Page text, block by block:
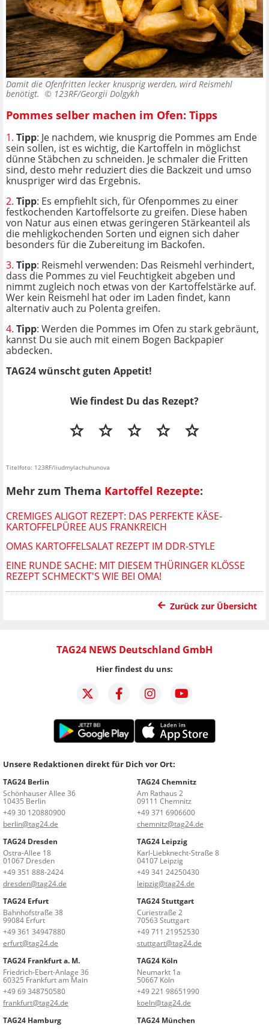
Damit die Ofenfritten lecker knusprig werden, wird Reismehl
benötigt. © 123RF/Georgii Dolgykh
Pommes selber machen im Ofen: Tipps
1. Tipp: Je nachdem, wie knusprig die Pommes am Ende
sein sollen, ist es wichtig, die Kartoffeln in möglichst
dünne Stäbchen zu schneiden. Je schmaler die Fritten
sind, desto mehr reduziert dies die Backzeit und umso
knuspriger wird das Ergebnis.
2. Tipp: Es empfiehlt sich, für Ofenpommes zu einer
festkochenden Kartoffelsorte zu greifen. Diese haben
von Natur aus einen etwas geringeren Stärkeanteil als
die mehligkochenden Sorten und eignen sich daher
besonders für die Zubereitung im Backofen.
3. Tipp: Reismehl verwenden: Das Reismehl verhindert,
dass die Pommes zu viel Feuchtigkeit abgeben und
nimmt zugleich noch etwas von der Kartoffelstärke auf.
Wer kein Reismehl hat oder im Laden findet, kann
alternativ auch zu Polenta greifen.
4. Tipp: Werden die Pommes im Ofen zu stark gebräunt,
kannst Du sie auch mit einem Bogen Backpapier
abdecken.
TAG24 wünscht guten Appetit!
Wie findest Du das Rezept?
Titelfoto: 123RF/liudmylachuhunova
Mehr zum Thema Kartoffel Rezepte:
CREMIGES ALIGOT REZEPT: DAS PERFEKTE KÄSE-
KARTOFFELPÜREE AUS FRANKREICH
OMAS KARTOFFELSALAT REZEPT IM DDR-STYLE
EINE RUNDE SACHE: MIT DIESEM THÜRINGER KLÖSSE R
EZEPT SCHMECKT'S WIE BEI OMA!
Zurück zur Übersicht
TAG24 NEWS Deutschland GmbH
Hier findest du uns:
Unsere Redaktionen direkt für Dich vor Ort:
TAG24 Berlin
Schönhauser Allee 36
10435 Berlin
+49 30 120880900
berlin@tag24.de
TAG24 Chemnitz
Am Rathaus 2
09111 Chemnitz
+49 371 6906600
chemnitz@tag24.de
TAG24 Dresden
Ostra-Allee 18
01067 Dresden
+49 351 888-2424
dresden@tag24.de
TAG24 Leipzig
Karl-Liebknecht-Straße 8
04107 Leipzig
+49 341 24250430
leipzig@tag24.de
TAG24 Erfurt
Bahnhofstraße 38
99084 Erfurt
+49 361 34947880
erfurt@tag24.de
TAG24 Stuttgart
Curiestraße 2
70563 Stuttgart
+49 711 21952530
stuttgart@tag24.de
TAG24 Frankfurt a. M.
Friedrich-Ebert-Anlage 36
60325 Frankfurt am Main
+49 69 348750580
frankfurt@tag24.de
TAG24 Köln
Neumarkt 1a
50667 Köln
+49 221 98651990
koeln@tag24.de
TAG24 Hamburg
TAG24 München